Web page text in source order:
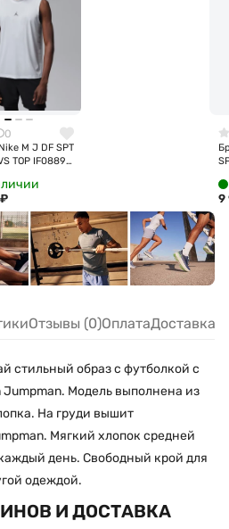
0
M J DF SPT
TOP IF0889-
₽ 9
Отзывы (0)ОплатаДоставка
стильный образ с футболкой с
Модель выполнена из
На груди вышит
Мягкий хлопок средней
день. Свободный крой для
одеждой.
И ДОСТАВКА